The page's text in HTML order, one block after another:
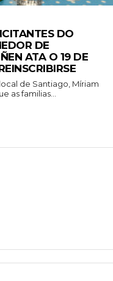
DO
DE
ATA O 19 DE
de Santiago, Míriam
as familias...